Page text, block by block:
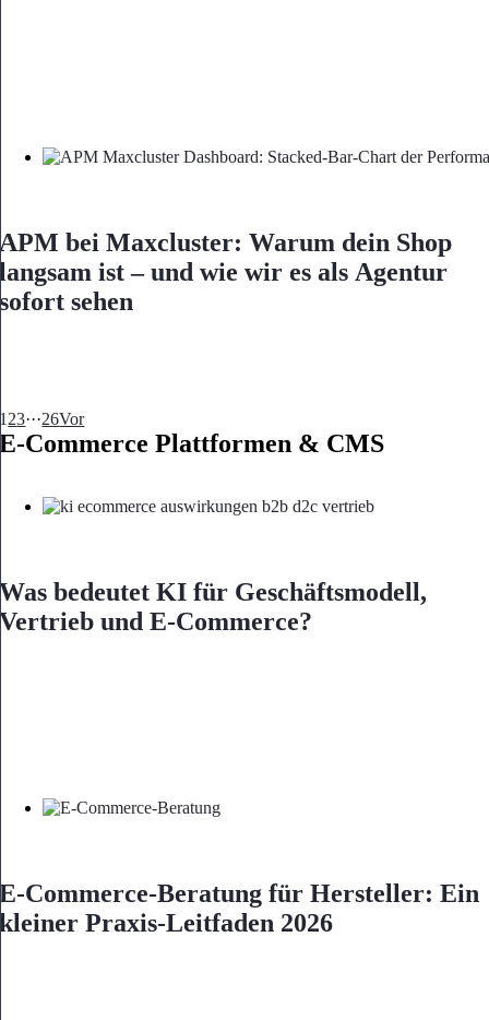
APM bei Maxcluster: Warum dein Shop
langsam ist – und wie wir es als Agentur
sofort sehen
1 23···26Vor
E-Commerce Plattformen & CMS
Was bedeutet KI für Geschäftsmodell,
Vertrieb und E-Commerce?
E-Commerce-Beratung für Hersteller: Ein
kleiner Praxis-Leitfaden 2026